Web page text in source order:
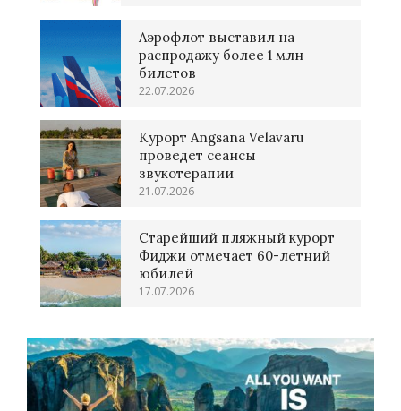
Аэрофлот выставил на
распродажу более 1 млн
билетов
22.07.2026
Курорт Angsana Velavaru
проведет сеансы
звукотерапии
21.07.2026
Старейший пляжный курорт
Фиджи отмечает 60-летний
юбилей
17.07.2026